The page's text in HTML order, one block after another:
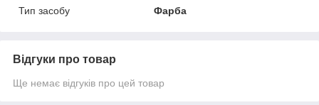
Тип засобу
Фарба
Відгуки про товар
Ще немає відгуків про цей товар